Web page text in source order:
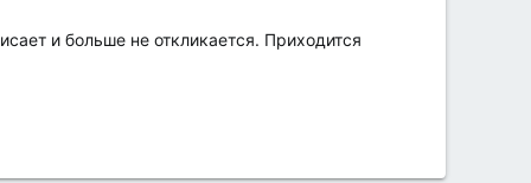
и больше не откликается. Приходится